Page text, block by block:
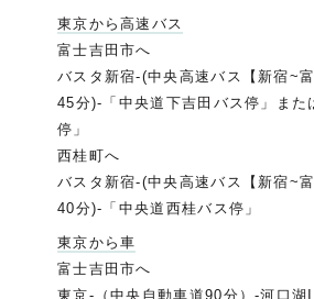
東京から高速バス
富士吉田市へ
バスタ新宿-(中央高速バス【新宿~
45分)-「中央道下吉田バス停」また
停」
西桂町へ
バスタ新宿-(中央高速バス【新宿~
40分)-「中央道西桂バス停」
東京から車
富士吉田市へ
東京-（中央自動車道90分）-河口湖